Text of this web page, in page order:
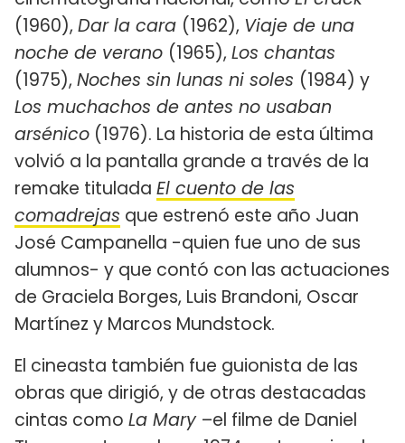
(1960), Dar la cara (1962), Viaje de una
noche de verano (1965), Los chantas
(1975), Noches sin lunas ni soles (1984) y
Los muchachos de antes no usaban
arsénico (1976). La historia de esta última
volvió a la pantalla grande a través de la
remake titulada El cuento de las
comadrejas que estrenó este año Juan
José Campanella -quien fue uno de sus
alumnos- y que contó con las actuaciones
de Graciela Borges, Luis Brandoni, Oscar
Martínez y Marcos Mundstock.
El cineasta también fue guionista de las
obras que dirigió, y de otras destacadas
cintas como La Mary –el filme de Daniel